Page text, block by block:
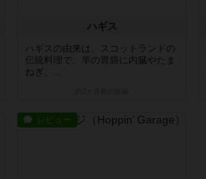
ハギス
ハギスの由来は、スコットランドの
伝統料理で、羊の胃袋に内臓やたま
ねぎ、...
レビュー